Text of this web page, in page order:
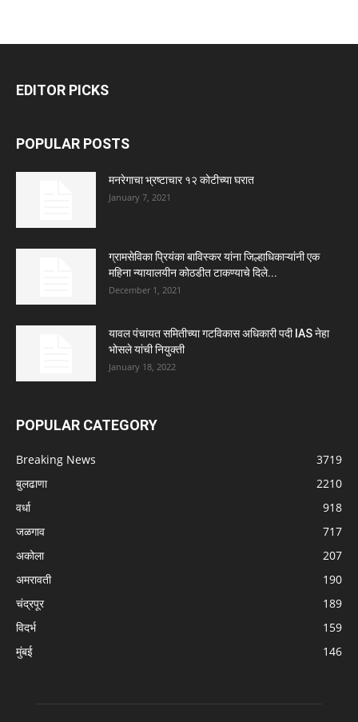
EDITOR PICKS
POPULAR POSTS
मनरेगाचा भ्रष्टाचार १२ कोटीच्या घरात
January 7, 2021
ग्रामसेविका प्रियंका बाविस्कर यांना जिल्हाधिकाऱ्यांनी एक
महिना न्यायालयीन कोठडीत टाकण्याचे दिले...
December 1, 2021
यावल पंचायत समितीच्या गटविकास अधिकारी पदी IAS नेहा
भोसले यांची नियुक्ती
January 18, 2022
POPULAR CATEGORY
Breaking News
3719
बुलढाणा
2210
वर्धा
918
जळगाव
717
अकोला
207
अमरावती
190
चंद्रपूर
189
विदर्भ
159
मुंबई
146